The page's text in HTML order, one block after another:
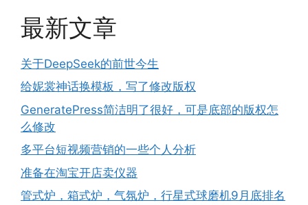
最新文章
关于DeepSeek的前世今生
给妮裳神话换模板，写了修改版权
GeneratePress简洁明了很好，可是底部的版权怎
么修改
多平台短视频营销的一些个人分析
准备在淘宝开店卖仪器
管式炉，箱式炉，气氛炉，行星式球磨机9月底排名